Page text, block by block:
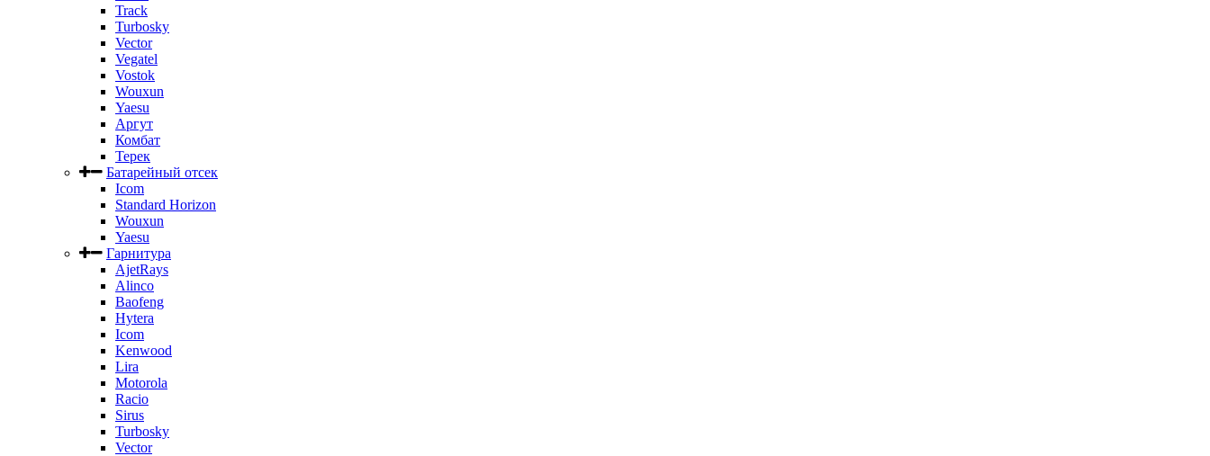
Track
Turbosky
Vector
Vegatel
Vostok
Wouxun
Yaesu
Аргут
Комбат
Терек
Батарейный отсек
Icom
Standard Horizon
Wouxun
Yaesu
Гарнитура
AjetRays
Alinco
Baofeng
Hytera
Icom
Kenwood
Lira
Motorola
Racio
Sirus
Turbosky
Vector